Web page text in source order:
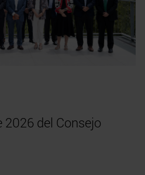
2026 del Consejo